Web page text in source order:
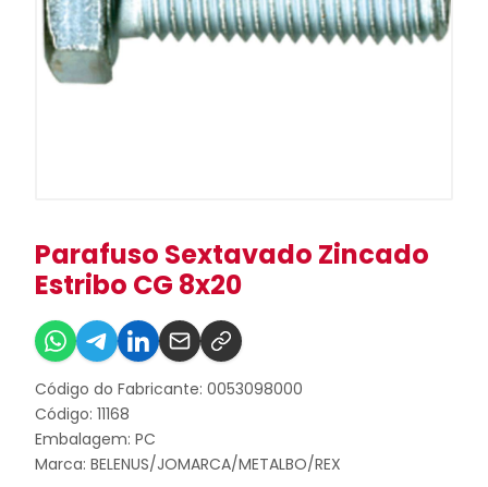
Parafuso Sextavado Zincado
Estribo CG 8x20
Código do Fabricante: 0053098000
Código: 11168
Embalagem: PC
Marca: BELENUS/JOMARCA/METALBO/REX